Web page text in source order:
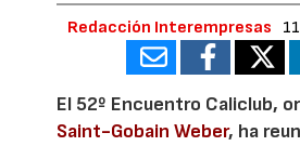
Redacción Interempresas
El 52º Encuentro Caliclub,
Saint-Gobain Weber, ha